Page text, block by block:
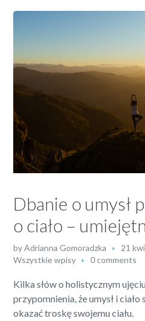
Dbanie o umysł
o ciało –
byAdrianna Gomoradzka
21
Wszystkie wpisy
0 comments
Kilka słów o holistycznym
przypomnienia, że umysł i
okazać troskę swojemu ciału.